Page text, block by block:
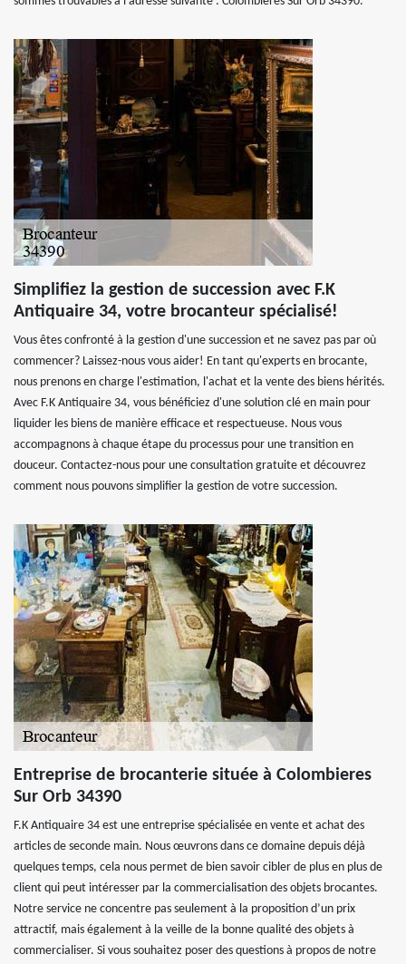
Simplifiez la gestion de succession avec F.K
Antiquaire 34, votre brocanteur spécialisé!
Vous êtes confronté à la gestion d'une succession et ne savez pas par où
commencer? Laissez-nous vous aider! En tant qu'experts en brocante,
nous prenons en charge l'estimation, l'achat et la vente des biens hérités.
Avec F.K Antiquaire 34, vous bénéficiez d'une solution clé en main pour
liquider les biens de manière efficace et respectueuse. Nous vous
accompagnons à chaque étape du processus pour une transition en
douceur. Contactez-nous pour une consultation gratuite et découvrez
comment nous pouvons simplifier la gestion de votre succession.
Entreprise de brocanterie située à Colombieres
Sur Orb 34390
F.K Antiquaire 34 est une entreprise spécialisée en vente et achat des
articles de seconde main. Nous œuvrons dans ce domaine depuis déjà
quelques temps, cela nous permet de bien savoir cibler de plus en plus de
client qui peut intéresser par la commercialisation des objets brocantes.
Notre service ne concentre pas seulement à la proposition d’un prix
attractif, mais également à la veille de la bonne qualité des objets à
commercialiser. Si vous souhaitez poser des questions à propos de notre